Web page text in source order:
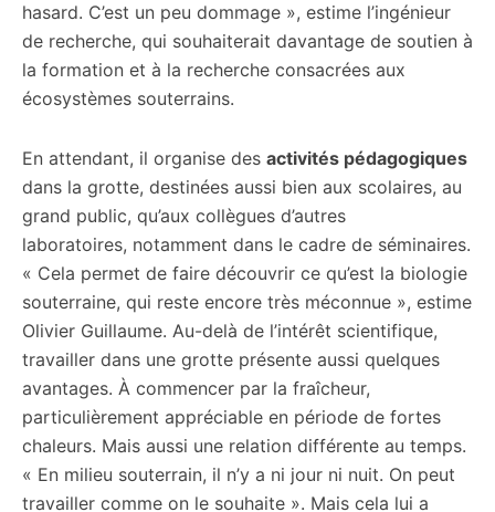
hasard. C’est un peu dommage », estime l’ingénieur
de recherche, qui souhaiterait davantage de soutien à
la formation et à la recherche consacrées aux
écosystèmes souterrains.
En attendant, il organise des activités pédagogiques
dans la grotte, destinées aussi bien aux scolaires, au
grand public, qu’aux collègues d’autres
laboratoires, notamment dans le cadre de séminaires.
« Cela permet de faire découvrir ce qu’est la biologie
souterraine, qui reste encore très méconnue », estime
Olivier Guillaume. Au-delà de l’intérêt scientifique,
travailler dans une grotte présente aussi quelques
avantages. À commencer par la fraîcheur,
particulièrement appréciable en période de fortes
chaleurs. Mais aussi une relation différente au temps.
« En milieu souterrain, il n’y a ni jour ni nuit. On peut
travailler comme on le souhaite ». Mais cela lui a